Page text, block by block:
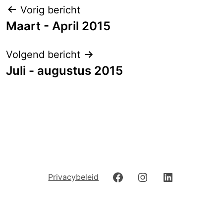
Berichtnavigatie
Vorig bericht
Maart - April 2015
Volgend bericht
Juli - augustus 2015
Privacybeleid FacebookInstagram